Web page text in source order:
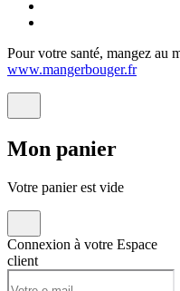
Pour votre santé, mangez au
www.mangerbouger.fr
Mon panier
Votre panier est vide
Connexion à votre Espace
client